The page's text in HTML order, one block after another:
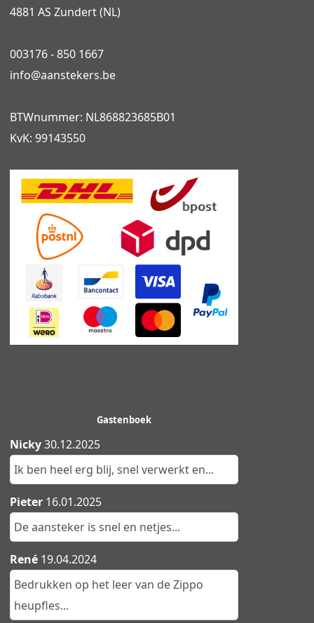
4881 AS Zundert (NL)
003176 - 850 1667
info@aanstekers.be
BTWnummer: NL868823685B01
KvK: 99143550
Gastenboek
Nicky30.12.2025
Ik ben heel erg blij, snel verwerkt en...
Pieter 16.01.2025
De aansteker is snel en netjes...
René 19.04.2024
Bedrukken op het leer van de Zippo
heupfles...